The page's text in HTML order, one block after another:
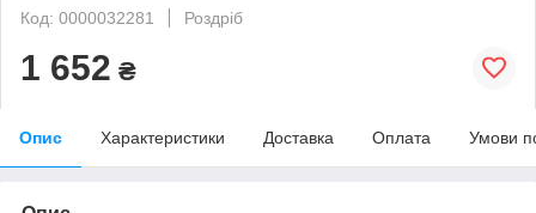
Код: 0000032281
Роздріб
1 652 ₴
Опис Характеристики Доставка Оплата Умови